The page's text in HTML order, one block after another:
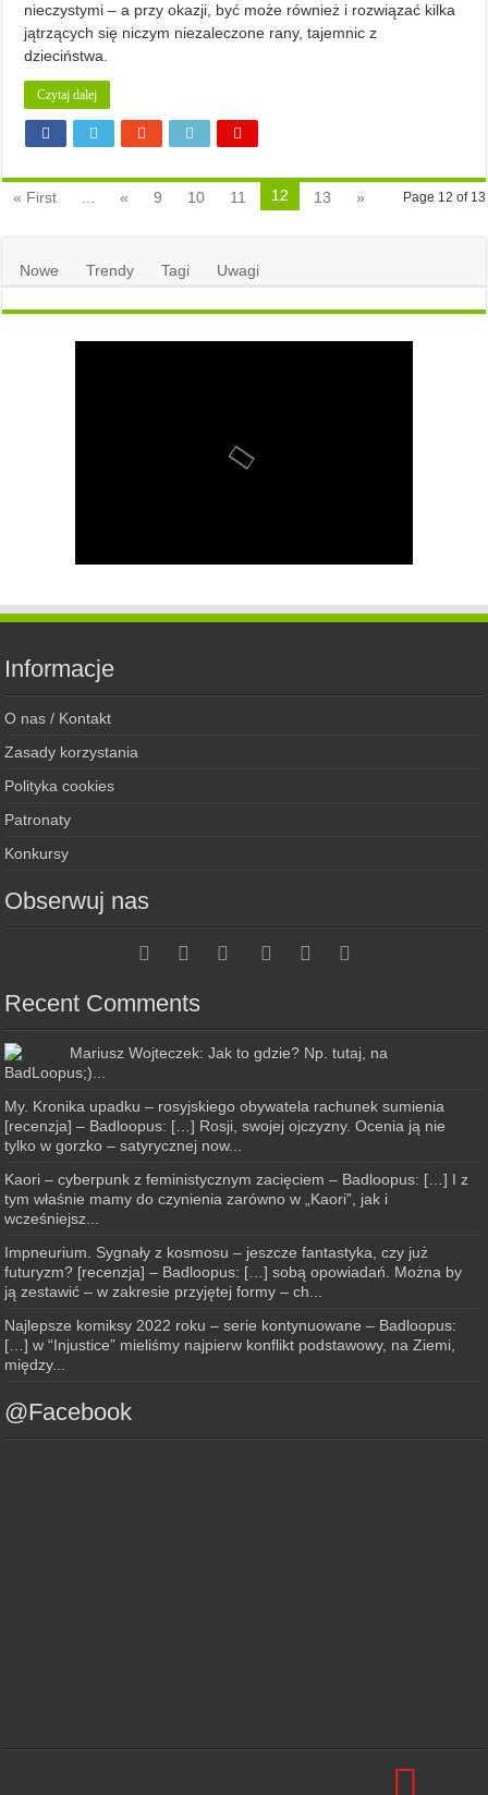
nieczystymi – a przy okazji, być może również i rozwiązać kilka
jątrzących się niczym niezaleczone rany, tajemnic z
dzieciństwa.
Czytaj dalej
Page 12 of 13
« First ... « 9 10 11 12 13 »
Nowe Trendy Tagi Uwagi
Informacje
O nas / Kontakt
Zasady korzystania
Polityka cookies
Patronaty
Konkursy
Obserwuj nas
Recent Comments
Mariusz Wojteczek: Jak to gdzie? Np. tutaj, na
BadLoopus;)...
My. Kronika upadku – rosyjskiego obywatela rachunek sumienia
[recenzja] – Badloopus: […] Rosji, swojej ojczyzny. Ocenia ją nie
tylko w gorzko – satyrycznej now...
Kaori – cyberpunk z feministycznym zacięciem – Badloopus: […] I z
tym właśnie mamy do czynienia zarówno w „Kaori”, jak i
wcześniejsz...
Impneurium. Sygnały z kosmosu – jeszcze fantastyka, czy już
futuryzm? [recenzja] – Badloopus: […] sobą opowiadań. Można by
ją zestawić – w zakresie przyjętej formy – ch...
Najlepsze komiksy 2022 roku – serie kontynuowane – Badloopus:
[…] w “Injustice” mieliśmy najpierw konflikt podstawowy, na Ziemi,
między...
@Facebook